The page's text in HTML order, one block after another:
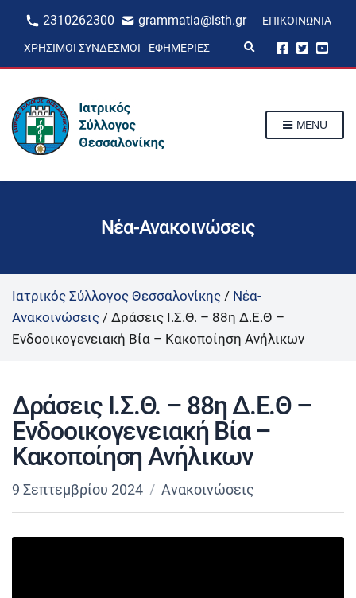
2310262300 grammatia@isth.gr ΕΠΙΚΟΙΝΩΝΊΑ
ΧΡΉΣΙΜΟΙ ΣΎΝΔΕΣΜΟΙ ΕΦΗΜΕΡΊΕΣ
p
m
MENU
Νέα-Ανακοινώσεις
Ιατρικός Σύλλογος Θεσσαλονίκης / Νέα-
Ανακοινώσεις / Δράσεις Ι.Σ.Θ. – 88η Δ.Ε.Θ –
Ενδοοικογενειακή Βία – Κακοποίηση Ανήλικων
Δράσεις Ι.Σ.Θ. – 88η Δ.Ε.Θ –
Ενδοοικογενειακή Βία –
Κακοποίηση Ανήλικων
9 Σεπτεμβρίου 2024 Ανακοινώσεις